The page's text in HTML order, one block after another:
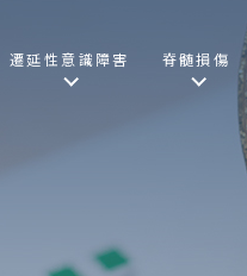
遷延性意識障害 脊髄損傷